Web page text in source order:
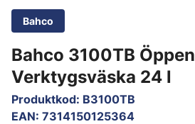
Bahco
Bahco 3100TB Öppen
Verktygsväska 24 l
Produktkod: B3100TB
EAN: 7314150125364